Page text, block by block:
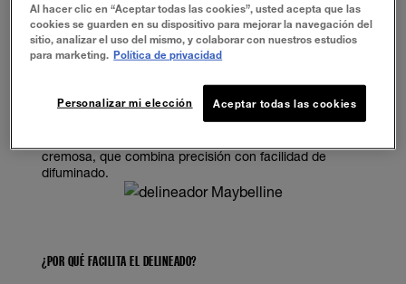
EL ALIADO IDEAL PARA PRINCIPIANTES: SCULPTING
STIX EYELINER.
está pensado para
cremosa, que combina precisión con facilidad de
difuminado.
¿POR QUÉ FACILITA EL DELINEADO?
Al hacer clic en “Aceptar todas las cookies”, usted acepta que las
cookies se guarden en su dispositivo para mejorar la navegación del
sitio, analizar el uso del mismo, y colaborar con nuestros estudios
para marketing. Política de privacidad
Aceptar todas las cookies
Personalizar mi elección